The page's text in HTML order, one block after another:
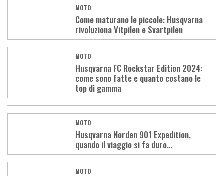
MOTO
Come maturano le piccole: Husqvarna
rivoluziona Vitpilen e Svartpilen
MOTO
Husqvarna FC Rockstar Edition 2024:
come sono fatte e quanto costano le
top di gamma
MOTO
Husqvarna Norden 901 Expedition,
quando il viaggio si fa duro…
MOTO